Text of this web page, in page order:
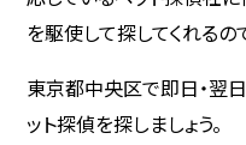
を駆使して探してくれるの
東京都中央区で即日・翌
ット探偵を探しましょう。